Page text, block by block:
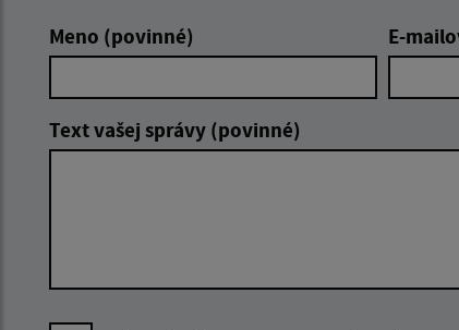
Meno (povinné) E-
Text vašej správy (povinné)